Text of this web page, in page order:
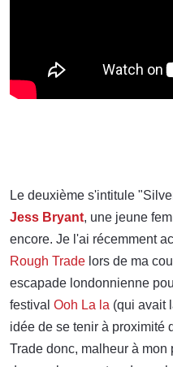
Le deuxième s'intitule
Jess Bryant, une jeune
encore. Je l'ai récemment
Rough Trade lors de ma
escapade londonnienne
festival Ooh La la (qui avait
idée de se tenir à proximité
Trade donc, malheur à mon